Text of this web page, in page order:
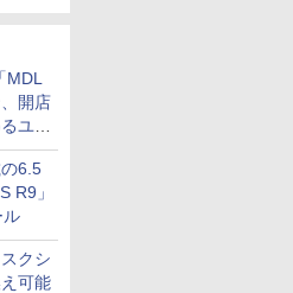
開店
ユー
に
6.5
R9」
ル
クシ
可能